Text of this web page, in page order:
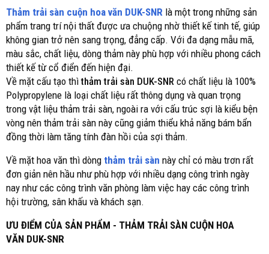
Thảm trải sàn cuộn hoa văn DUK-SNR là một trong những sản
phẩm trang trí nội thất được ưa chuộng nhờ thiết kế tinh tế, giúp
không gian trở nên sang trọng, đẳng cấp. Với đa dạng mẫu mã,
màu sắc, chất liệu, dòng thảm này phù hợp với nhiều phong cách
thiết kế từ cổ điển đến hiện đại.
Về mặt cấu tạo thìthảm trải sàn DUK-SNR có chất liệu là 100%
Polypropylene là loại chất liệu rất thông dụng và quan trọng
trong vật liệu thảm trải sàn, ngoài ra với cấu trúc sợi là kiểu bện
vòng nên thảm trải sàn này cũng giảm thiểu khả năng bám bẩn
đồng thời làm tăng tính đàn hồi của sợi thảm.
Về mặt hoa văn thì dòng thảm trải sàn này chỉ có màu trơn rất
đơn giản nên hầu như phù hợp với nhiều dạng công trình ngày
nay như các công trình văn phòng làm việc hay các công trình
hội trường, sân khấu và khách sạn.
ƯU ĐIỂM CỦA SẢN PHẨM - THẢM TRẢI SÀN CUỘN HOA
VĂN DUK-SNR